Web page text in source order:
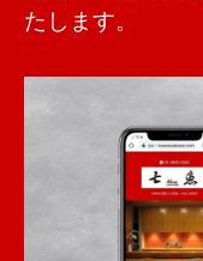
たします。